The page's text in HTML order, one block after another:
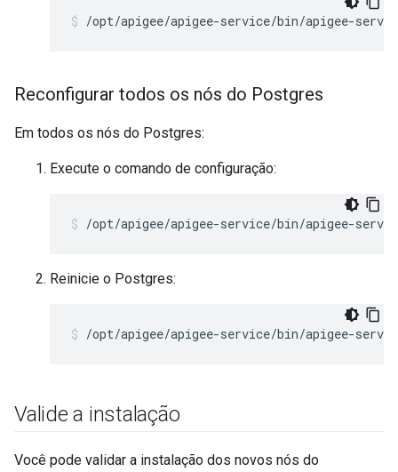
/opt/apigee/apigee-service/bin/apigee-
Reconfigurar todos os nós do Postgres
Em todos os nós do Postgres:
Execute o comando de configuração:
/opt/apigee/apigee-service/bin/apigee-
Reinicie o Postgres:
/opt/apigee/apigee-service/bin/apigee-
Valide a instalação
Você pode validar a instalação dos novos nós do